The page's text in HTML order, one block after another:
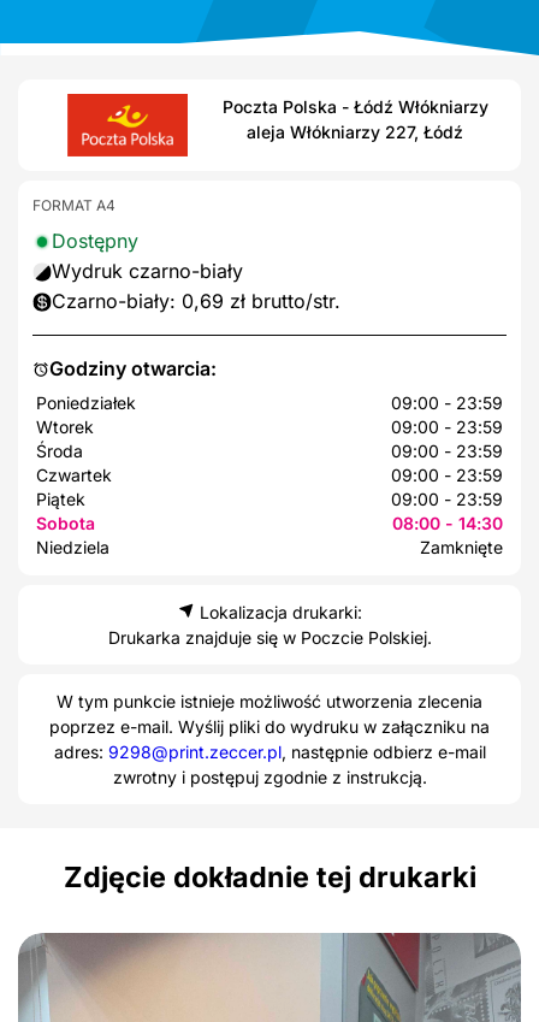
Poczta Polska - Łódź Włókniarzy
aleja Włókniarzy 227, Łódź
Godziny otwarcia:
Poniedziałek
09:00 - 23:59
Wtorek
09:00 - 23:59
Środa
09:00 - 23:59
Czwartek
09:00 - 23:59
Piątek
09:00 - 23:59
Sobota
08:00 - 14:30
Niedziela
Zamknięte
FORMAT A4
Dostępny
Wydruk czarno-biały
Czarno-biały: 0,69 zł brutto/str.
Lokalizacja drukarki:
Drukarka znajduje się w Poczcie Polskiej.
W tym punkcie istnieje możliwość utworzenia zlecenia
poprzez e-mail. Wyślij pliki do wydruku w załączniku na
adres: 9298@print.zeccer.pl, następnie odbierz e-mail
zwrotny i postępuj zgodnie z instrukcją.
Zdjęcie dokładnie tej drukarki